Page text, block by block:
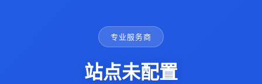
专业服务商
站点未配置